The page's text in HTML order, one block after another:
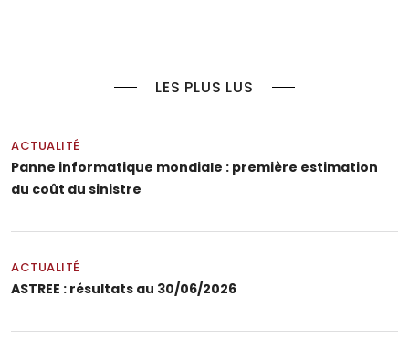
LES PLUS LUS
ACTUALITÉ
Panne informatique mondiale : première estimation
du coût du sinistre
ACTUALITÉ
ASTREE : résultats au 30/06/2026